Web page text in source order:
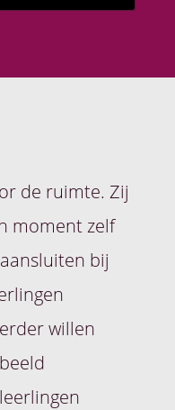
de ruimte. Zij
moment zelf
bij
willen